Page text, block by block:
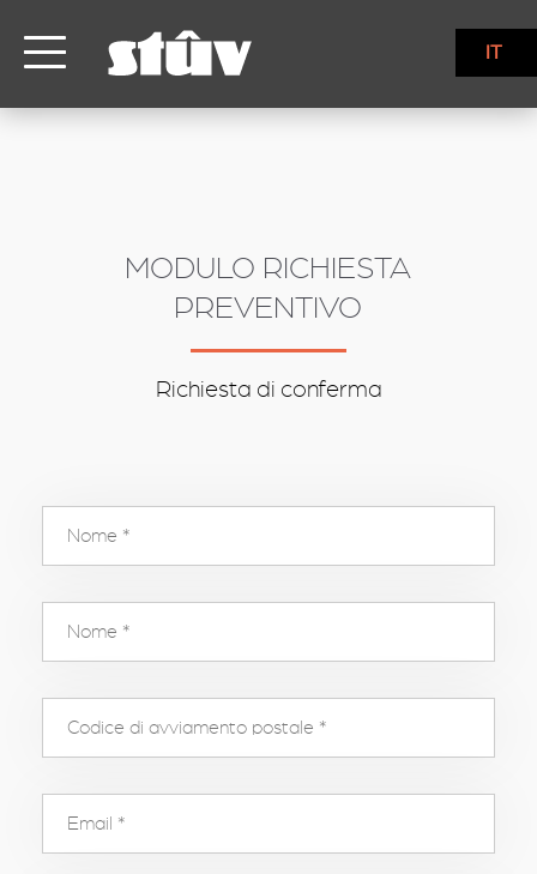
IT
MODULO RICHIESTA
PREVENTIVO
Richiesta di conferma